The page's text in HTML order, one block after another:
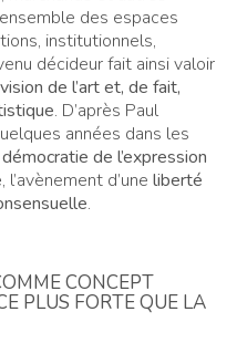
des espaces
institutionnels,
décideur fait ainsi valoir
de l’art et, de fait,
. D’après Paul
années dans les
démocratie de l’expression
, l’avènement d’une liberté
.
CONCEPT
PLUS FORTE QUE LA